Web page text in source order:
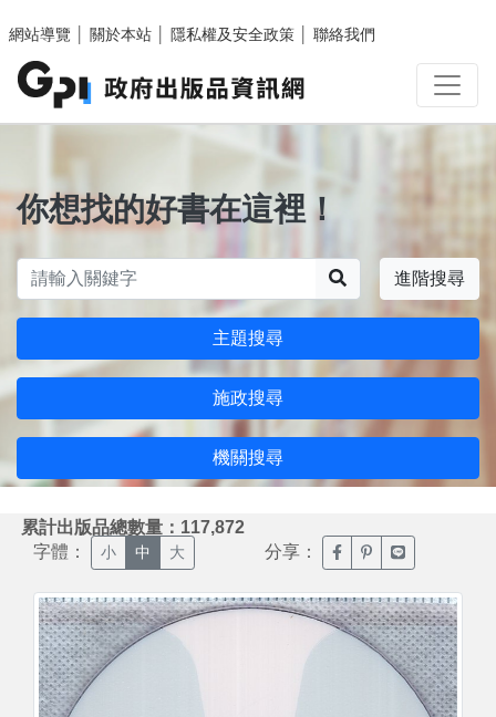
網站導覽
關於本站 隱私權及安全政策 聯絡我們
你想找的好書在這裡！
進階搜尋
主題搜尋
施政搜尋
機關搜尋
累計出版品總數量：117,872
字體： 小 中 大 分享： 臉書分享(另開新視窗)
噗浪分享(另開新
Line分享(另